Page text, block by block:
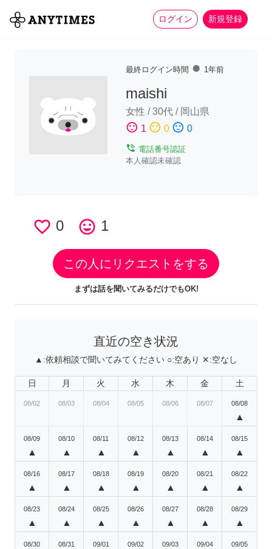
ログイン 新規登録
全て 家事 more_horiz
最終ログイン時間 fiber_manual_record 1年前
maishi
女性 /30代 / 岡山県
sentiment_satisfied 1 sentiment_neutral 0 sentiment_dissatisfied 0
phone_in_talk 電話番号認証
本人確認未確認
favorite_border 0 tag_faces 1
この人にリクエストをする
まずは話を聞いてみるだけでもOK!
直近の空き状況
▲:依頼相談で聞いてみてください ○:空あり ✕:空なし
日 月 火 水 木 金 土
08/02 08/03 08/04 08/05 08/06 08/07 08/08
▲
08/09
▲
08/10
▲
08/11
▲
08/12
▲
08/13
▲
08/14
▲
08/15
▲
08/16
▲
08/17
▲
08/18
▲
08/19
▲
08/20
▲
08/21
▲
08/22
▲
08/23
▲
08/24
▲
08/25
▲
08/26
▲
08/27
▲
08/28
▲
08/29
▲
08/30 08/31 09/01 09/02 09/03 09/04 09/05